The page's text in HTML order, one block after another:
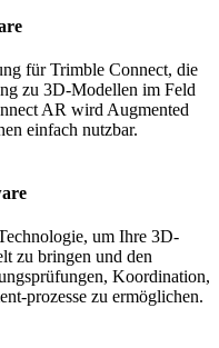
für Trimble Connect, die
zu 3D-Modellen im Feld
AR wird Augmented
einfach nutzbar.
um Ihre 3D-
zu bringen und den
Koordination,
prozesse zu ermöglichen.